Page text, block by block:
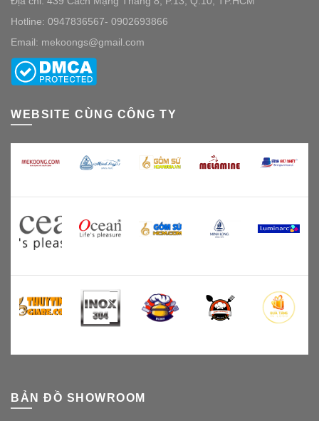
Hotline: 0947836567- 0902693866
Email: mekoongs@gmail.com
WEBSITE CÙNG CÔNG TY
BẢN ĐỒ SHOWROOM